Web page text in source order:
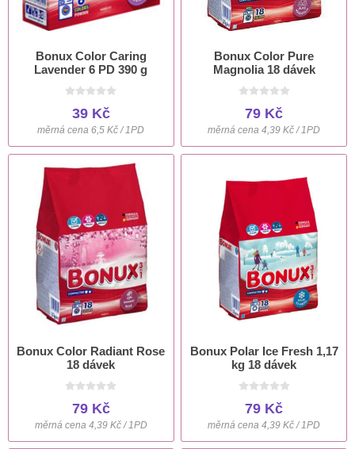
Bonux Color Caring
Lavender 6 PD 390 g
39 Kč
měrná cena 6,5 Kč / 1PD
Bonux Color Pure
Magnolia 18 dávek
79 Kč
měrná cena 4,39 Kč / 1PD
Bonux Color Radiant Rose
18 dávek
79 Kč
měrná cena 4,39 Kč / 1PD
Bonux Polar Ice Fresh 1,17
kg 18 dávek
79 Kč
měrná cena 4,39 Kč / 1PD